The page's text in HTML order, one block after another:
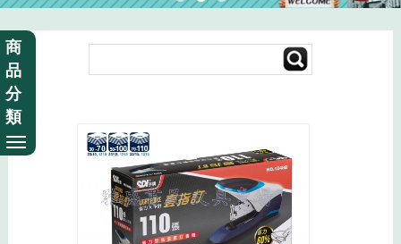
商
品
分
類